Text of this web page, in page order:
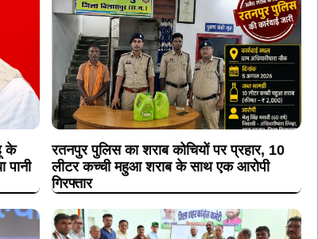
के
पानी
रतनपुर पुलिस का शराब कोचियों पर प्रहार, 10
लीटर कच्ची महुआ शराब के साथ एक आरोपी
गिरफ्तार